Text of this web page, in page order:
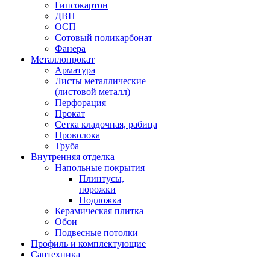
Гипсокартон
ДВП
ОСП
Сотовый поликарбонат
Фанера
Металлопрокат
Арматура
Листы металлические
(листовой металл)
Перфорация
Прокат
Сетка кладочная, рабица
Проволока
Труба
Внутренняя отделка
Напольные покрытия
Плинтусы,
порожки
Подложка
Керамическая плитка
Обои
Подвесные потолки
Профиль и комплектующие
Сантехника